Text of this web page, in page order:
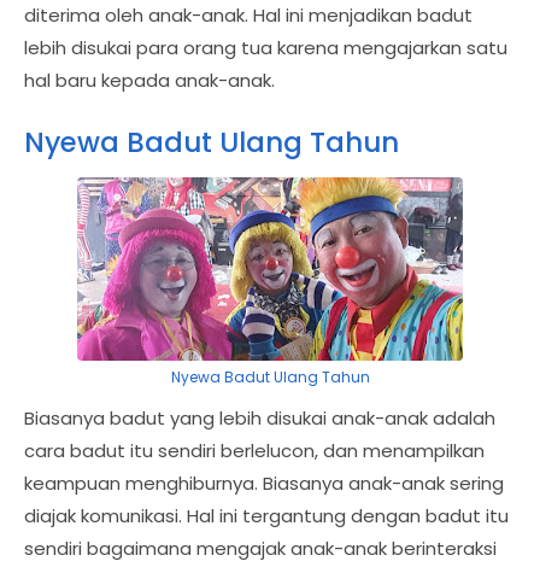
diterima oleh anak-anak. Hal ini menjadikan badut
lebih disukai para orang tua karena mengajarkan satu
hal baru kepada anak-anak.
Nyewa Badut Ulang Tahun
Nyewa Badut Ulang Tahun
Biasanya badut yang lebih disukai anak-anak adalah
cara badut itu sendiri berlelucon, dan menampilkan
keampuan menghiburnya. Biasanya anak-anak sering
diajak komunikasi. Hal ini tergantung dengan badut itu
sendiri bagaimana mengajak anak-anak berinteraksi